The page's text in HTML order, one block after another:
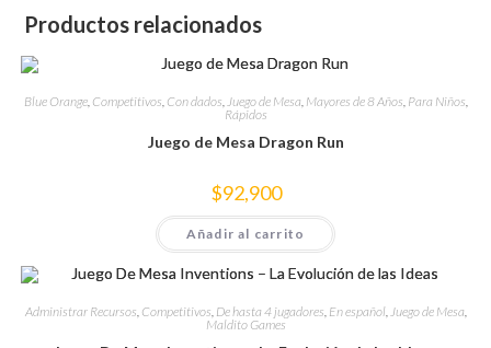
Productos relacionados
Blue Orange, Competitivos Con dados Juego de Mesa Mayores de 8 Años Para Niños
Rápidos
Juego de Mesa Dragon Run
$92,900
Añadir al carrito
Administrar Recursos, Competitivos, De hasta 4 jugadores, En español,Juego de Mesa,
Maldito Games